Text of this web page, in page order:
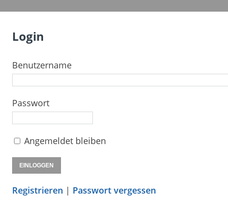
Login
Benutzername
Passwort
Angemeldet bleiben
Registrieren | Passwort vergessen